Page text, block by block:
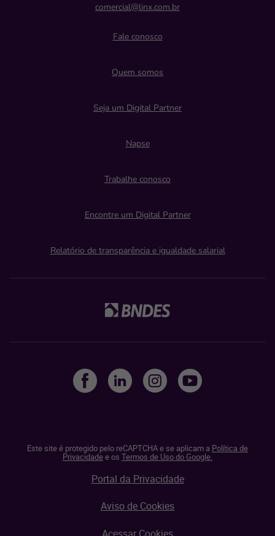
comercial@linx.com.br
Fale conosco
Quem somos
Seja um Digital Partner
Napse
Trabalhe conosco
Encontre um Digital Partner
Relatório de transparência e igualdade salarial
Este site é protegido pelo reCAPTCHA e se aplicam a Política de
Privacidadee os Termos de Uso do Google.
Portal da Privacidade
Aviso de Cookies